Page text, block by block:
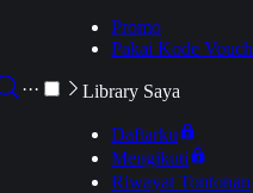
···
Promo
Pakai Kode
Library Saya
Daftarku
Mengikuti
Riwayat Tontonan